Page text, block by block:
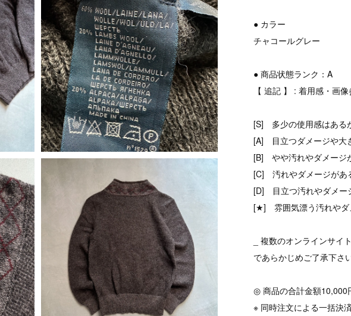
● カラー
チャコールグレー
● 商品状態ランク：A
【 追記 】 : 着用感・画
[S] 多少の使用感はある
[A] 目立つダメージや大
[B] やや汚れやダメージ
[C] 汚れやダメージがあ
[D] 目立つ汚れやダメー
[★] 雰囲気漂う汚れやダ
_ 複数のオンラインサ
であらかじめご了承下さ
◎ 商品の合計金額10,000
※ 同時注文による一括決